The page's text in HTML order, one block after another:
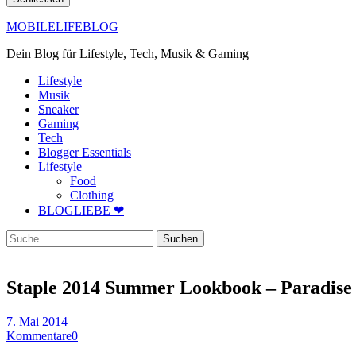
MOBILELIFEBLOG
Dein Blog für Lifestyle, Tech, Musik & Gaming
Lifestyle
Musik
Sneaker
Gaming
Tech
Blogger Essentials
Lifestyle
Food
Clothing
BLOGLIEBE ❤
Suche
Staple 2014 Summer Lookbook –
7. Mai 2014
Kommentare0